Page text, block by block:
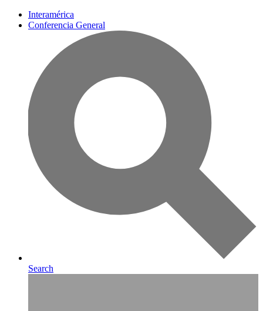
Interamérica
Conferencia General
Search